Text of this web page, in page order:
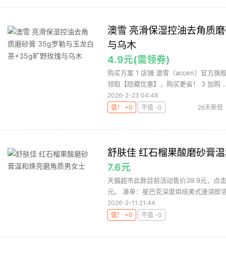
澳雪 亮滑保湿控油去角质
与乌木
4.9元(需领券)
购买方案 1 店铺 澳雪（accen）官方旗
领取【隐藏优惠】，购买更省！ 3 加购
2026-2-23 04:48
值！ +0
不值 -0 26天新低
舒肤佳 红石榴果酸磨砂膏
7.6元
天猫超市此款目前活动售价39.9元，点
元。 凑单：星巴克深度烘焙美式速溶即
2026-2-11 21:44
值！ +0
不值 -0